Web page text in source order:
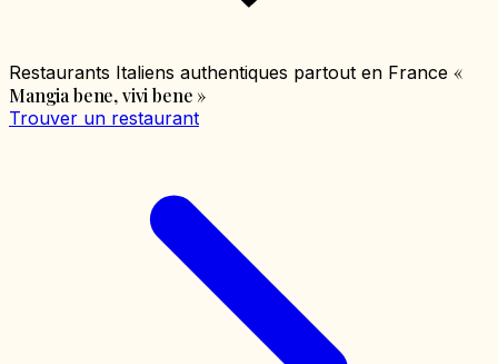
Restaurants Italiens authentiques partout en France «
Mangia bene, vivi bene »
Trouver un restaurant